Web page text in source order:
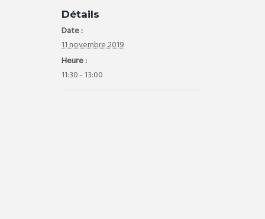
Détails
Date :
11 novembre 2019
Heure :
11:30 - 13:00